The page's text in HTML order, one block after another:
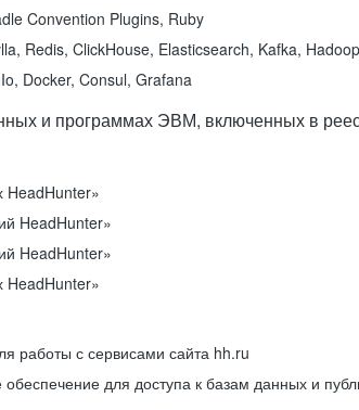
Convention Plugins, Ruby
Redis, ClickHouse, Elasticsearch, Kafka,
Docker, Consul, Grafana
и программах ЭВМ, включенных в
HeadHunter»
HeadHunter»
с сервисами сайта hh.ru
для доступа к базам данных и